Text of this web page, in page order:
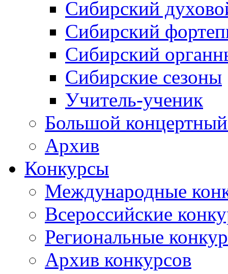
Сибирский
Сибирский
Сибирский
Сибирские сезоны
Учитель-ученик
Большой концертный
Архив
Конкурсы
Международные
Всероссийские
Региональные
Архив конкурсов